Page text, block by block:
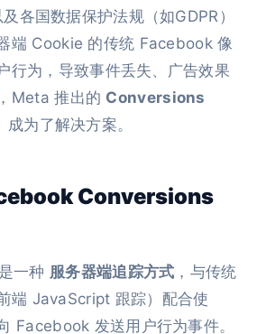
各国数据保护法规（如GDPR）
端 Cookie 的传统 Facebook 像
行为，导致事件丢失、广告效果
Meta 推出的 Conversions
成为了解决方案。
Conversions
一种 服务器端追踪方式 ，与传统
端 JavaScript 跟踪）配合使
Facebook 发送用户行为事件。